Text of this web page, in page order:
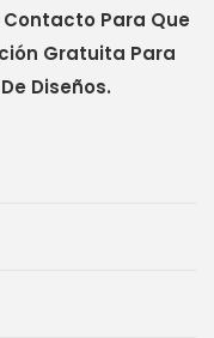
Contacto Para Que
Gratuita Para
Diseños.